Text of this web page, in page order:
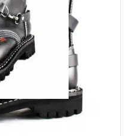
3 Straps